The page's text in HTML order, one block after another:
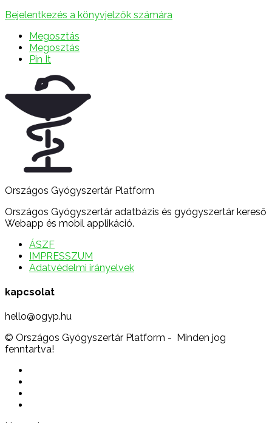
Bejelentkezés a könyvjelzők számára
Megosztás
Megosztás
Pin It
Országos Gyógyszertár Platform
Országos Gyógyszertár adatbázis és gyógyszertár kereső
Webapp és mobil applikáció.
ÁSZF
IMPRESSZUM
Adatvédelmi irányelvek
kapcsolat
hello@ogyp.hu
© Országos Gyógyszertár Platform - Minden jog
fenntartva!